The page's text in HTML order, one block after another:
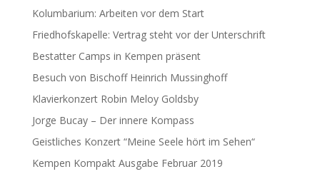
Kolumbarium: Arbeiten vor dem Start
Friedhofskapelle: Vertrag steht vor der Unterschrift
Bestatter Camps in Kempen präsent
Besuch von Bischoff Heinrich Mussinghoff
Klavierkonzert Robin Meloy Goldsby
Jorge Bucay – Der innere Kompass
Geistliches Konzert “Meine Seele hört im Sehen“
Kempen Kompakt Ausgabe Februar 2019